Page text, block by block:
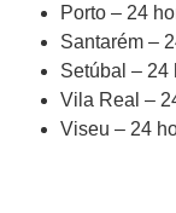
Porto – 24
Santarém –
Setúbal – 24
Vila Real –
Viseu – 24